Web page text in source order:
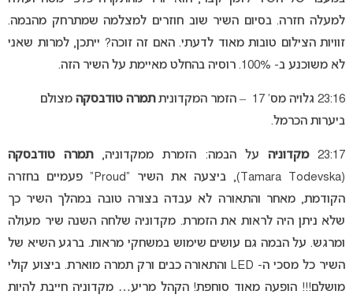
למעלה חזרה. בסיום השיר שוב חוזרים למצלמה שמתרחק מהבמה.
זוויות הצילום טובות מאוד לדעתי. האם זה זוכה? ייתכן, למרות שאני
לא משוכנע ב- 100%. רוסיה בהחלט מאיימת על השיר הזה.
23:16 גלויה מס’ 17 – הזמר המקדונית תמרה טודבסקה מצולם
ביערות הכרמל.
23:17 מקדוניה על הבמה: הזמרת ממקדוניה,תמרה טודבסקה
(Tamara Todevska), ביצעה את השיר “Proud” פעמיים בחזרה
הקודמת, מאחר והתאורה לא עבדה בצורה טובה במהלך השיר כך
שלא ניתן היה לראות את הזמרת. מקדוניה שלחה השנה שיר מעולה
ומרגש. על הבמה גם עושים שימוש במשחקי מראות. ברגע השיא של
השיר כל מסכי ה- LED והתאורה כבים ורק תמרה מוארת. ביצוע קולי
מושלם!!! הופעה מאוד סוחפת! הקהל מריע… מקדוניה חייבת להיות